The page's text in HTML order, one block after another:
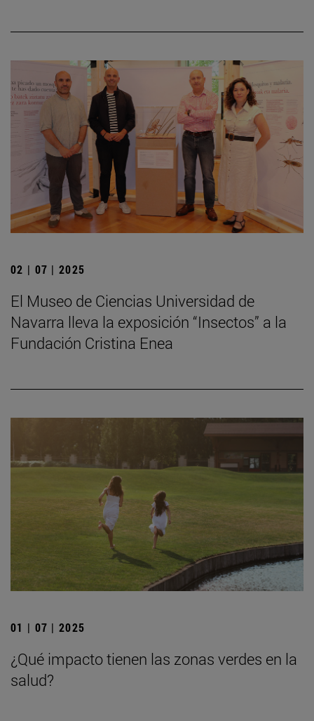
02 | 07 | 2025
El Museo de Ciencias Universidad de
Navarra lleva la exposición “Insectos” a la
Fundación Cristina Enea
01 | 07 | 2025
¿Qué impacto tienen las zonas verdes en la
salud?